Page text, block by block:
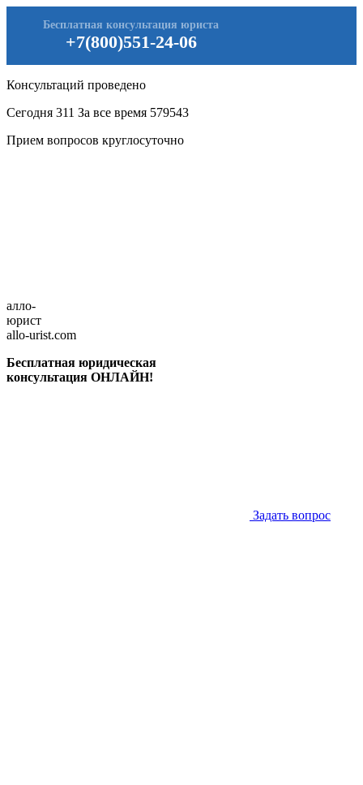
+7(800)551-24-06
Бесплатная консультация юриста
Консультаций проведено
Сегодня 311 За все время 579543
Прием вопросов круглосуточно
алло-
юрист
allo-urist.com
Бесплатная юридическая
консультация ОНЛАЙН!
Задать вопрос